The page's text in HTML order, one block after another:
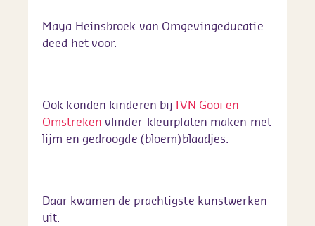
Maya Heinsbroek van Omgevingeducatie
deed het voor.
Ook konden kinderen bij IVN Gooi en
Omstreken vlinder-kleurplaten maken met
lijm en gedroogde (bloem)blaadjes.
Daar kwamen de prachtigste kunstwerken
uit.